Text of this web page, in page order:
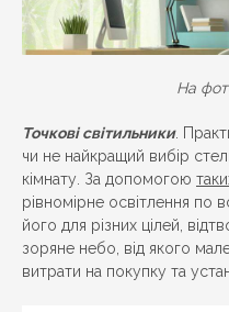
На
Точкові світильники.
чи не найкращий вибір
кімнату. За допомогою
рівномірне освітлення по
його для різних цілей,
зоряне небо, від якого
витрати на покупку та